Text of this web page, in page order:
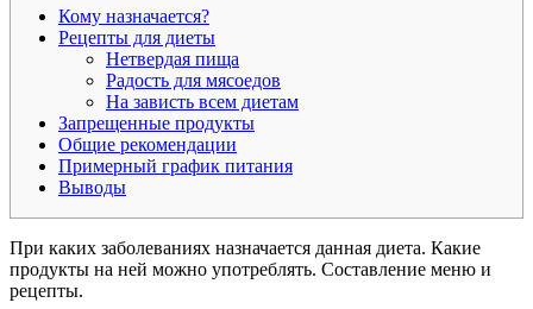
Кому назначается?
Рецепты для диеты
Нетвердая пища
Радость для мясоедов
На зависть всем диетам
Запрещенные продукты
Общие рекомендации
Примерный график питания
Выводы
При каких заболеваниях назначается данная диета. Какие
продукты на ней можно употреблять. Составление меню и
рецепты.